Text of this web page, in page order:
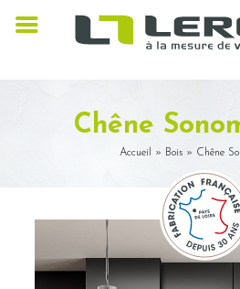
Chêne
Accueil » Bois » Chêne